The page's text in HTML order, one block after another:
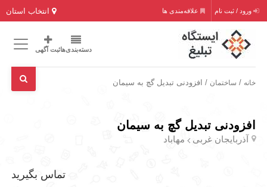
انتخاب استان ورود / ثبت نام علاقه‌مندی ها
دسته‌بندی‌هاثبت آگهی
خانه / ساختمان / افزودنی تبدیل گچ به سیمان
افزودنی تبدیل گچ به سیمان
آذربایجان غربی مهاباد
تماس بگیرید